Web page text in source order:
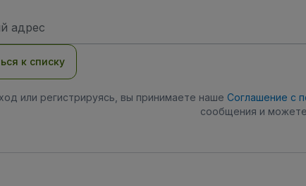
к списку
или регистрируясь, вы принимаете наше Соглашение с
сообщения и